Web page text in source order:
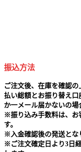
振込方法
ご注文後、在庫を確認
払い総額とお振り替え
か一メール届かないの場
※振り込み手数料は、お
す。
※ 入金確認後の発送とな
※ ご注文確定日より3日